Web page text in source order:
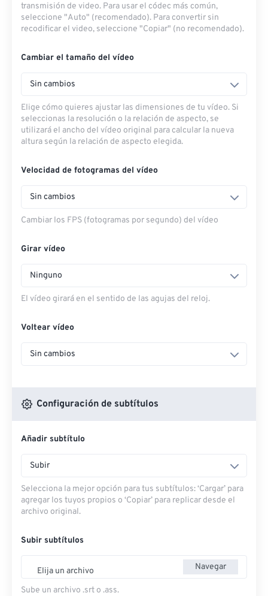
transmisión de video. Para usar el códec más común,
seleccione "Auto" (recomendado). Para convertir sin
recodificar el video, seleccione "Copiar" (no recomendado).
Cambiar el tamaño del vídeo
Sin cambios
Elige cómo quieres ajustar las dimensiones de tu vídeo. Si
seleccionas la resolución o la relación de aspecto, se
utilizará el ancho del vídeo original para calcular la nueva
altura según la relación de aspecto elegida.
Velocidad de fotogramas del vídeo
Sin cambios
Cambiar los FPS (fotogramas por segundo) del vídeo
Girar vídeo
Ninguno
El vídeo girará en el sentido de las agujas del reloj.
Voltear vídeo
Sin cambios
Configuración de subtítulos
Añadir subtítulo
Subir
Selecciona la mejor opción para tus subtítulos: ‘Cargar’ para
agregar los tuyos propios o ‘Copiar’ para replicar desde el
archivo original.
Subir subtítulos
Elija un archivo Navegar
Sube un archivo .srt o .ass.